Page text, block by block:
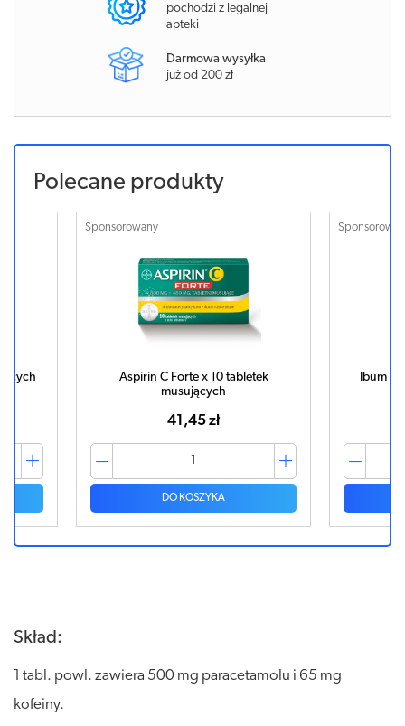
pochodzi z legalnej
apteki
Darmowa wysyłka
już od 200 zł
Polecane produkty
Sponsorowany
Aspirin C Forte x 10 tabletek
musujących
41,45 zł
DO KOSZYKA
Ibum
Skład:
1 tabl. powl. zawiera 500 mg paracetamolu i 65 mg
kofeiny.